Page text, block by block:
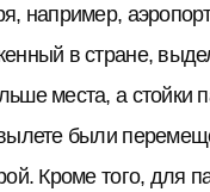
например,
в стране,
места, а стойки
были
Кроме того, для